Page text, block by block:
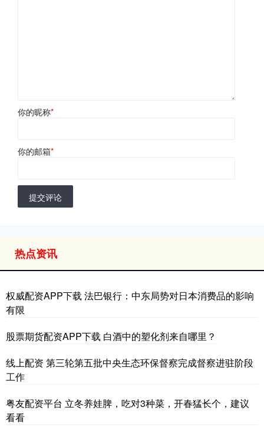
你的昵称*
你的邮箱*
提交评论
热点资讯
权威配资APP下载 法巴银行：中东局势对日本消费品的影响
有限
股票期货配资APP下载 白酒中的塑化剂来自哪里？
线上配资 第三轮第五批中央生态环保督察完成督察进驻阶段
工作
粤友配资平台 立冬养娃脾，吃对3种菜，开春猛长个，建议
看看